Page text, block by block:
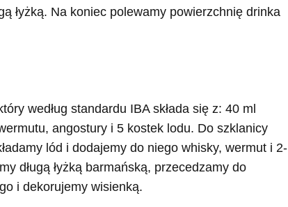
łyżką. Na koniec polewamy powierzchnię drinka
według standardu IBA składa się z: 40 ml
angostury i 5 kostek lodu. Do szklanicy
lód i dodajemy do niego whisky, wermut i 2-
długą łyżką barmańską, przecedzamy do
i dekorujemy wisienką.